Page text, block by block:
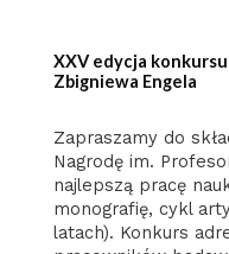
XXV edycja
Zbigniewa Engela
Zapraszamy do
Nagrodę im.
najlepszą pracę
monografię, cykl
latach). Konkurs